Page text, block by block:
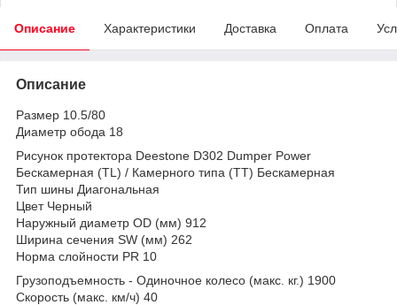
Описание Характеристики Доставка Оплата
Описание
Размер 10.5/80
Диаметр обода 18
Рисунок протектора Deestone D302 Dumper Power
Бескамерная (TL) / Камерного типа (TT) Бескамерная
Тип шины Диагональная
Цвет Черный
Наружный диаметр OD (мм) 912
Ширина сечения SW (мм) 262
Норма слойности PR 10
Грузоподъемность - Одиночное колесо (макс. кг.) 1900
Скорость (макс. км/ч) 40